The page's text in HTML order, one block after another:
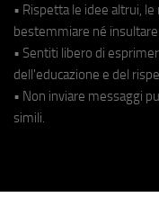
• Rispetta le idee altrui,
bestemmiare né
• Sentiti libero di
dell'educazione e del
• Non inviare messaggi
simili.